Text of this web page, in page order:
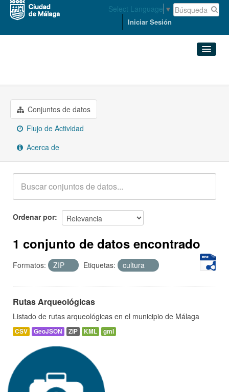
Select Language ▼
Iniciar Sesión
Organizaciones
Grupos
Acerca de
Conjuntos de datos
Flujo de Actividad
Acerca de
Ordenar por
1 conjunto de datos encontrado
Formatos: ZIP Etiquetas: cultura
Rutas Arqueológicas
Listado de rutas arqueológicas en el municipio de Málaga
CSV GeoJSON ZIP KML gml